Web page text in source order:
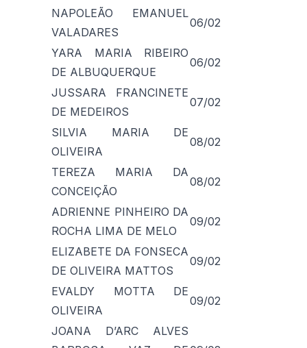
NAPOLEÃO EMANUEL
VALADARES
06/02
YARA MARIA RIBEIRO
DE ALBUQUERQUE
06/02
JUSSARA FRANCINETE
DE MEDEIROS
07/02
SILVIA MARIA DE
OLIVEIRA
08/02
TEREZA MARIA DA
CONCEIÇÃO
08/02
ADRIENNE PINHEIRO DA
ROCHA LIMA DE MELO
09/02
ELIZABETE DA FONSECA
DE OLIVEIRA MATTOS
09/02
EVALDY MOTTA DE
OLIVEIRA
09/02
JOANA D’ARC ALVES